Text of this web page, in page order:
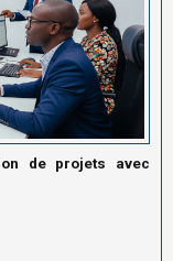
de projets avec